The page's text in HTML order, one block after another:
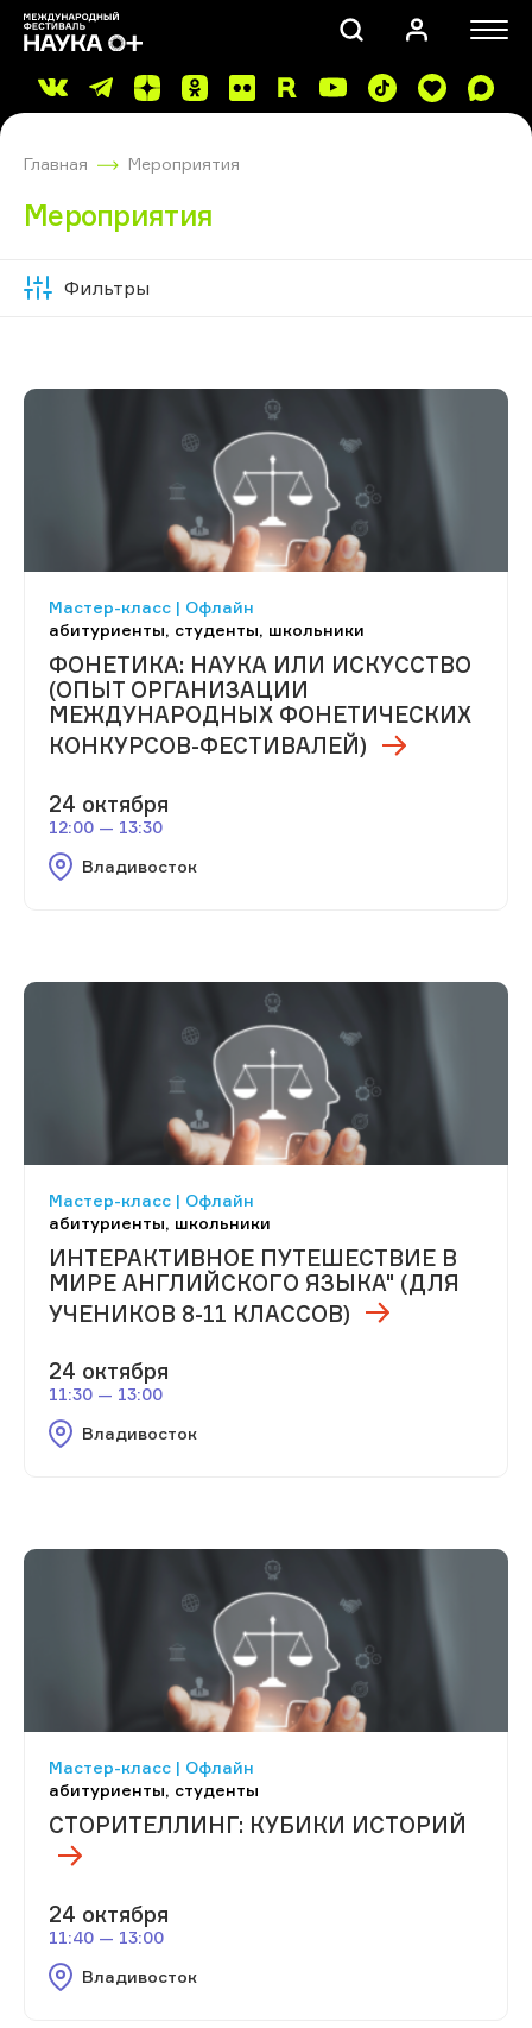
Главная Мероприятия
Мероприятия
Фильтры
Мастер-класс | Офлайн
абитуриенты, студенты, школьники
ФОНЕТИКА: НАУКА ИЛИ ИСКУССТВО
(ОПЫТ ОРГАНИЗАЦИИ
МЕЖДУНАРОДНЫХ ФОНЕТИЧЕСКИХ
КОНКУРСОВ-ФЕСТИВАЛЕЙ)
24 октября
12:00 — 13:30
Владивосток
Мастер-класс | Офлайн
абитуриенты, школьники
ИНТЕРАКТИВНОЕ ПУТЕШЕСТВИЕ В
МИРЕ АНГЛИЙСКОГО ЯЗЫКА" (ДЛЯ
УЧЕНИКОВ 8-11 КЛАССОВ)
24 октября
11:30 — 13:00
Владивосток
Мастер-класс | Офлайн
абитуриенты, студенты
СТОРИТЕЛЛИНГ: КУБИКИ ИСТОРИЙ
24 октября
11:40 — 13:00
Владивосток